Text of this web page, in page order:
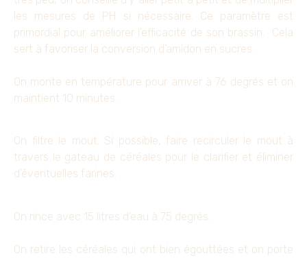
les mesures de PH si nécessaire. Ce paramètre est
primordial pour améliorer l’efficacité de son brassin. Cela
sert à favoriser la conversion d’amidon en sucres.
On monte en température pour arriver à 76 degrés et on
maintient 10 minutes.
On filtre le mout. Si possible, faire recirculer le mout à
travers le gateau de céréales pour le clarifier et éliminer
d’éventuelles farines.
On rince avec 15 litres d’eau à 75 degrés.
On retire les céréales qui ont bien égouttées et on porte